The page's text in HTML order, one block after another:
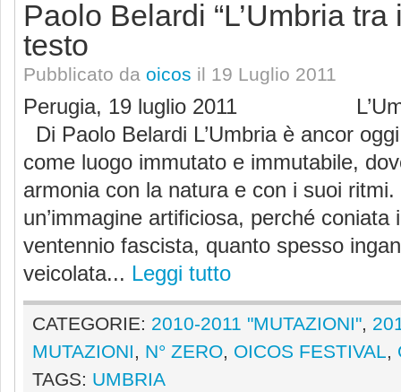
Paolo Belardi “L’Umbria
testo
Pubblicato da oicos il 19 Luglio 2011
Perugia, 19 luglio 2011
Di Paolo Belardi L’Umbria è ancor
come luogo immutato e immutabile,
armonia con la natura e con i suoi
un’immagine artificiosa, perché
ventennio fascista, quanto spesso
veicolata... Leggi tutto
CATEGORIE: 2010-2011 "MUTAZIONI",
MUTAZIONI, N° ZERO, OICOS FESTIVAL,
TAGS: UMBRIA